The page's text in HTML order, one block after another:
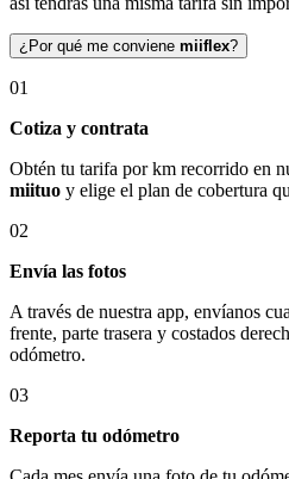
¿Por qué me conviene miiflex?
01
Cotiza y contrata
Obtén tu tarifa por km recorrido en
miituo y elige el plan de cobertura
02
Envía las fotos
A través de nuestra app, envíanos
frente, parte trasera y costados
odómetro.
03
Reporta tu odómetro